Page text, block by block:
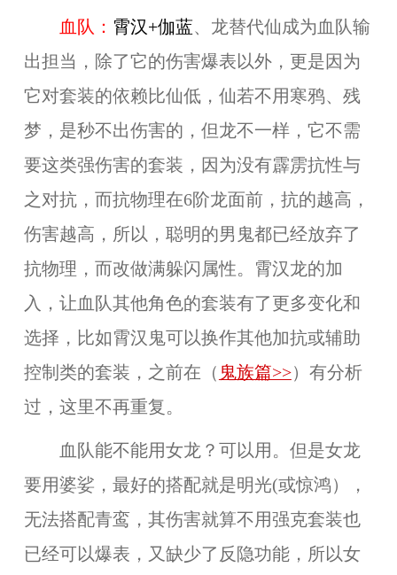
血队： 霄汉+伽蓝、龙替代仙成为血队输
出担当，除了它的伤害爆表以外，更是因为
它对套装的依赖比仙低，仙若不用寒鸦、残
梦，是秒不出伤害的，但龙不一样，它不需
要这类强伤害的套装，因为没有霹雳抗性与
之对抗，而抗物理在6阶龙面前，抗的越高，
伤害越高，所以，聪明的男鬼都已经放弃了
抗物理，而改做满躲闪属性。霄汉龙的加
入，让血队其他角色的套装有了更多变化和
选择，比如霄汉鬼可以换作其他加抗或辅助
控制类的套装，之前在（ 鬼族篇>>）有分析
过，这里不再重复。
血队能不能用女龙？可以用。但是女龙
要用婆娑，最好的搭配就是明光(或惊鸿），
无法搭配青鸾，其伤害就算不用强克套装也
已经可以爆表，又缺少了反隐功能，所以女